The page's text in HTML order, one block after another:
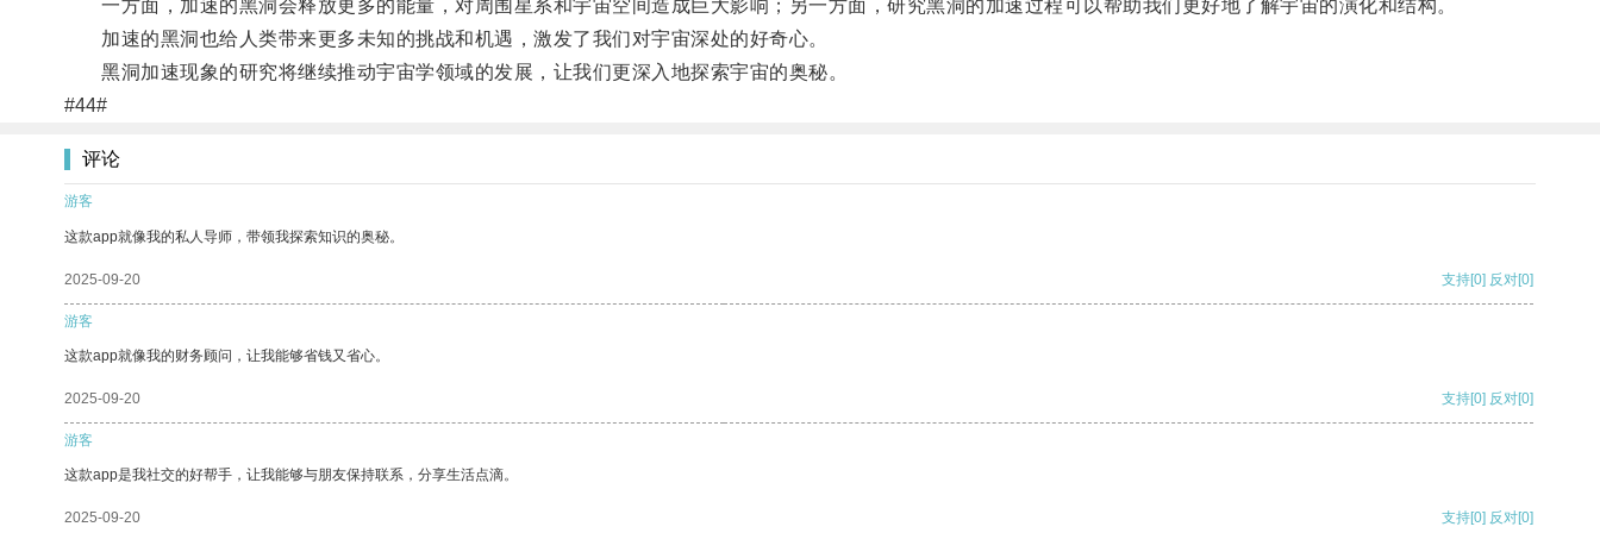
一方面，加速的黑洞会释放更多的能量，对周围星系和宇宙空间造成巨大影响；另一方面，研究黑洞的加速过程可以帮助我们更好地了解宇宙的演化和结构。
加速的黑洞也给人类带来更多未知的挑战和机遇，激发了我们对宇宙深处的好奇心。
黑洞加速现象的研究将继续推动宇宙学领域的发展，让我们更深入地探索宇宙的奥秘。
#44#
评论
游客
这款app就像我的私人导师，带领我探索知识的奥秘。
2025-09-20 支持[0] 反对[0]
游客
这款app就像我的财务顾问，让我能够省钱又省心。
2025-09-20 支持[0] 反对[0]
游客
这款app是我社交的好帮手，让我能够与朋友保持联系，分享生活点滴。
2025-09-20 支持[0] 反对[0]